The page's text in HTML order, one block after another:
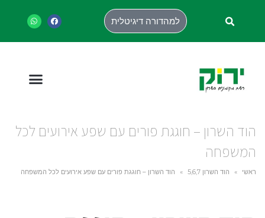
למהדורה דיגיטלית
הוד השרון – חוגגת פורים עם שפע אירועים לכל
המשפחה
ראשי » הוד השרון 5,6,7 » הוד השרון – חוגגת פורים עם שפע אירועים לכל המשפחה